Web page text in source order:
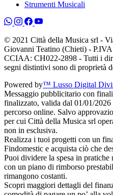
Strumenti Musicali
© 2021 Città della Musica srl -
Giovanni Teatino (Chieti) -
CCIAA: CH022-2898 - Tutti i
segni distintivi sono di proprietà
Powered by™ Lusso Digital
Messaggio pubblicitario con
finalizzato, valida dal 01/01/
percorso online. Salvo
per cui Città della Musica srl
non in esclusiva.
Realizza i tuoi progetti con un
Findomestic e acquista ciò che
Puoi dividere la spesa in
con un piano di rimborso
rimangono costanti.
Scopri maggiori dettagli del